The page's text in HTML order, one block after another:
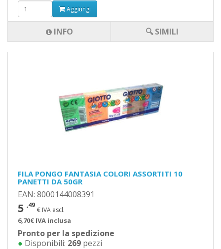
FILA PONGO FANTASIA COLORI ASSORTITI 10
PANETTI DA 50GR
EAN: 8000144008391
5 ,49
€ IVA escl.
6,70€ IVA inclusa
Pronto per la spedizione
● Disponibili: 269 pezzi
Aggiungi
INFO 🔍 SIMILI